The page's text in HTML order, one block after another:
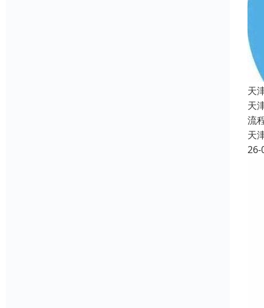
天
天
流
天
26-